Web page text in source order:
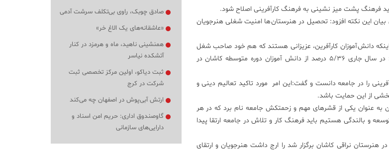
فرهنگ پشت میز نشینی به فرهنگ کارآفرینی اصلاح شود.
این نکته افزود: تحصیل در هنرستان ‌ها امنیت شغلی هنرجویان
دانش آموزان کارآفرین، عزیزانی هستند که هم خود صاحب شغل
می‌ شوند و هم اشتغالزایی می‌کنند با اشاره به ضرورت توسعه هنرستان‌ها گفت: در سال جاری ۵/۳۶ درصد از دانش آموزان دوره متوسطه کاشان در
را در جامعه دانست و گفت:این امر مورد تاکید تعالیم دینی و
از این حمایت باشد.
به عنوان یکی از قشرهای مهم و زحمتکش جامعه نام برد که در هر
و بالندگی هستیم باید فرهنگ کار و تلاش در جامعه ارتقا پیدا
هنرستان نراقی کاشان برگزار شد را ارج داشت هنرجویان و ارتقای
صادق چوبک، راوی بی‌تکلف سرشت آدمی
«عاشقانه‌های یک الاغ خر»
همنشینی ناهید، ماه و هرمزد در کنار
آتشکده نیاسر
ثبت دیاکو، اولین مرکز تخصصی ثبت
شرکت در کرج
ارتش آبی‌پوش در اصفهان چه می‌کند
گاوصندوق اداری: حریم امن اسناد و
دارایی‌های سازمانی